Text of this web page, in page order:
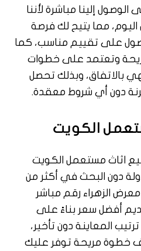
إلينا مباشرة لأننا
مما يتيح لك فرصة
على تقييم مناسب، كما
وتعتمد على خطوات
بالاتفاق، وبذلك تحصل
دون أي شروط معقدة.
الكويت
بيع اثاث مستعمل الكويت
دون البحث في أكثر من
الزهراء رقم مباشر
أفضل سعر بناءً على
المعاينة دون تأخير،
خطوة مريحة توفر عليك